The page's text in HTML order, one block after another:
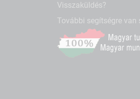
Visszaküldés?
További segítségre van